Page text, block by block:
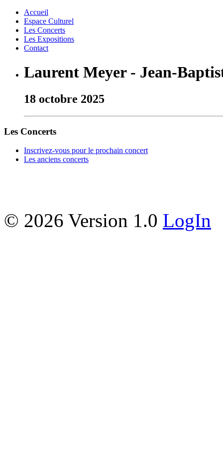
Accueil
Espace Culturel
Les Concerts
Les Expositions
Contact
Laurent Meyer - Jean-
18 octobre 2025
Les Concerts
Inscrivez-vous pour le prochain concert
Les anciens concerts
© 2026 Version 1.0 LogIn